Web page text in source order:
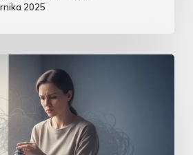
2025